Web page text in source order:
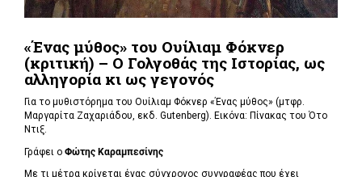
«Ένας μύθος» του Ουίλιαμ Φόκνερ
(κριτική) – Ο Γολγοθάς της Ιστορίας, ως
αλληγορία κι ως γεγονός
Για το μυθιστόρημα του Ουίλιαμ Φόκνερ «Ένας μύθος» (μτφρ.
Μαργαρίτα Ζαχαριάδου, εκδ. Gutenberg). Εικόνα: Πίνακας του Ότο
Ντιξ.
Γράφει ο Φώτης Καραμπεσίνης
Με τι μέτρα κρίνεται ένας σύγχρονος συγγραφέας που έχει